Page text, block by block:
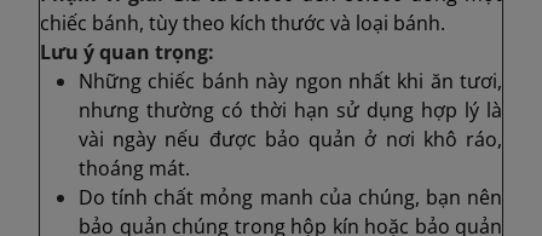
chiếc bánh, tùy theo kích thước và loại bánh.
Lưu ý quan trọng:
Những chiếc bánh này ngon nhất khi ăn tươi,
nhưng thường có thời hạn sử dụng hợp lý là
vài ngày nếu được bảo quản ở nơi khô ráo,
thoáng mát.
Do tính chất mỏng manh của chúng, bạn nên
bảo quản chúng trong hộp kín hoặc bảo quản